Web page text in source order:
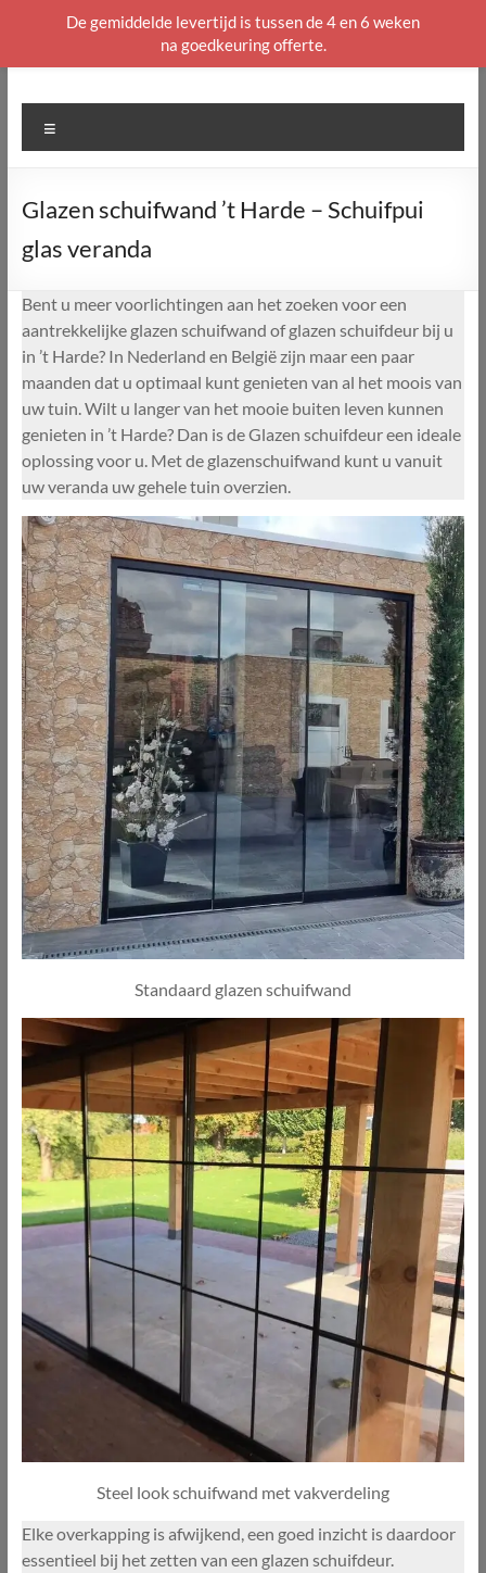
naar
Glazen schuifwand ’t Harde – Schuifpui
glas veranda
Bent u meer voorlichtingen aan het zoeken voor een
aantrekkelijke glazen schuifwand of glazen schuifdeur bij u
in ’t Harde? In Nederland en België zijn maar een paar
maanden dat u optimaal kunt genieten van al het moois van
uw tuin. Wilt u langer van het mooie buiten leven kunnen
genieten in ’t Harde? Dan is de Glazen schuifdeur een ideale
oplossing voor u. Met de glazenschuifwand kunt u vanuit
uw veranda uw gehele tuin overzien.
Standaard glazen schuifwand
Steel look schuifwand met vakverdeling
Elke overkapping is afwijkend, een goed inzicht is daardoor
essentieel bij het zetten van een glazen schuifdeur.
De gemiddelde levertijd is tussen de 4 en 6 weken
na goedkeuring offerte.